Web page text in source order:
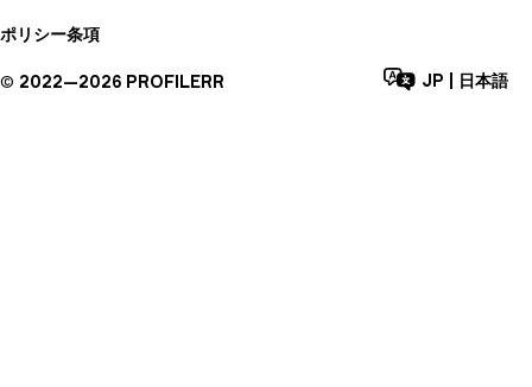
ポリシー条項
© 2022—2026 PROFILERR JP 日本語